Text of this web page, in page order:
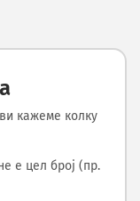
кажеме колку
е цел број (пр.